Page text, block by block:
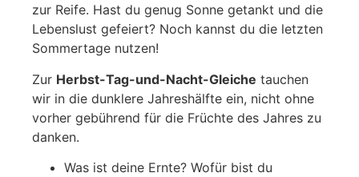
zur Reife. Hast du genug Sonne getankt und die
Lebenslust gefeiert? Noch kannst du die letzten
Sommertage nutzen!
Zur Herbst-Tag-und-Nacht-Gleiche tauchen
wir in die dunklere Jahreshälfte ein, nicht ohne
vorher gebührend für die Früchte des Jahres zu
danken.
Was ist deine Ernte? Wofür bist du